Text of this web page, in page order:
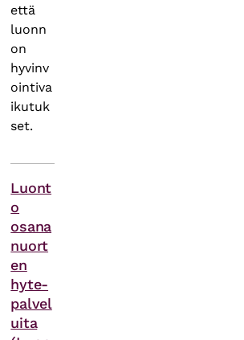
että
luonn
on
hyvinv
ointiva
ikutuk
set.
Luont
o
osana
nuort
en
hyte-
palvel
uita